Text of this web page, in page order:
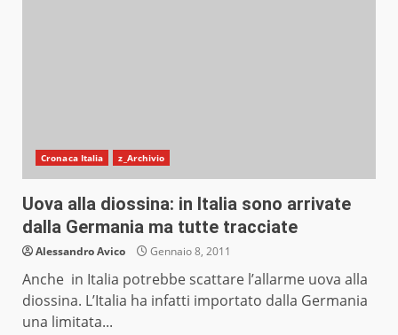
Cronaca Italia z_Archivio
Uova alla diossina: in Italia sono arrivate
dalla Germania ma tutte tracciate
Alessandro Avico Gennaio 8, 2011
Anche in Italia potrebbe scattare l’allarme uova alla
diossina. L’Italia ha infatti importato dalla Germania
una limitata...